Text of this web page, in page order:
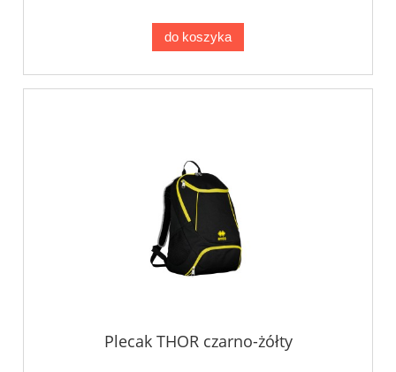
do koszyka
Plecak THOR czarno-żółty